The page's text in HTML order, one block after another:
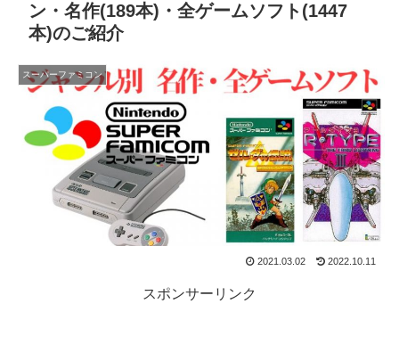
ン・名作(189本)・全ゲームソフト(1447
本)のご紹介
スーパーファミコン
2021.03.02 2022.10.11
スポンサーリンク